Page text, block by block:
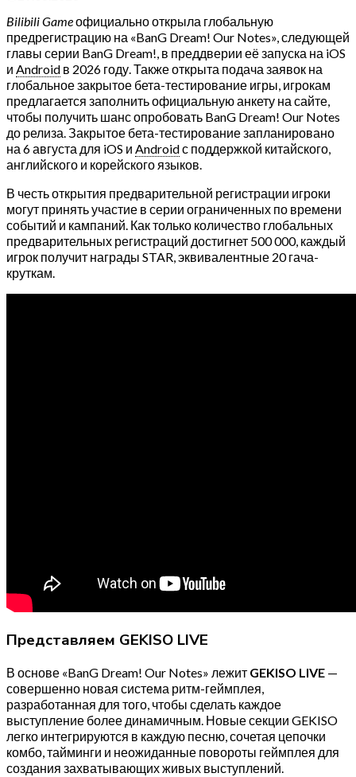
Bilibili Gameофициально открыла глобальную
предрегистрацию на «BanG Dream! Our Notes», следующей
главы серии BanG Dream!, в преддверии её запуска на iOS
и Android в 2026 году. Также открыта подача заявок на
глобальное закрытое бета-тестирование игры, игрокам
предлагается заполнить официальную анкету на сайте,
чтобы получить шанс опробовать BanG Dream! Our Notes
до релиза. Закрытое бета-тестирование запланировано
на 6 августа для iOS и Androidс поддержкой китайского,
английского и корейского языков.
В честь открытия предварительной регистрации игроки
могут принять участие в серии ограниченных по времени
событий и кампаний. Как только количество глобальных
предварительных регистраций достигнет 500 000, каждый
игрок получит награды STAR, эквивалентные 20 гача-
круткам.
Представляем GEKISO LIVE
В основе «BanG Dream! Our Notes» лежит GEKISO LIVE —
совершенно новая система ритм-геймплея,
разработанная для того, чтобы сделать каждое
выступление более динамичным. Новые секции GEKISO
легко интегрируются в каждую песню, сочетая цепочки
комбо, тайминги и неожиданные повороты геймплея для
создания захватывающих живых выступлений.